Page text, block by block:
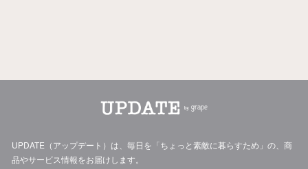
UPDATE（アップデート）は、毎日を「ちょっと素敵に暮らすため」の、商
品やサービス情報をお届けします。